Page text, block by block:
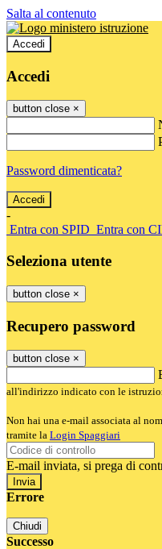
Salta al contenuto
Accedi
Accedi
button close ×
Password dimenticata?
-
Entra con SPID Entra con
Seleziona utente
button close ×
Recupero password
button close ×
all'indirizzo indicato con le
Non hai una e-mail associata al
tramite la Login Spaggiari
E-mail inviata, si prega di
Errore
Chiudi
Successo